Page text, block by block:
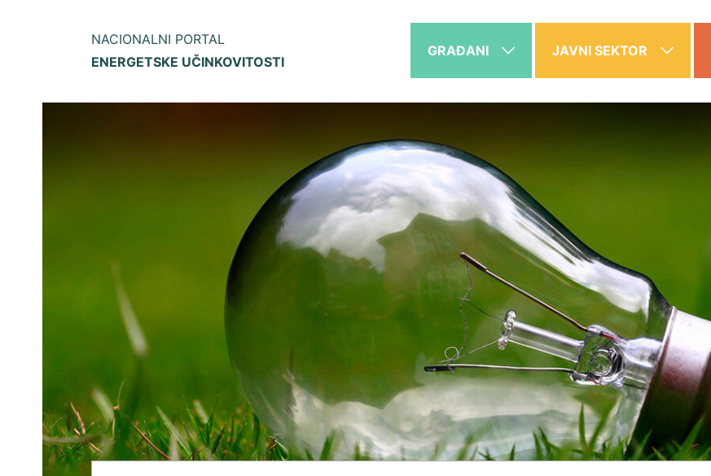
NACIONALNI PORTAL
ENERGETSKE UČINKOVITOSTI
GRAĐANI JAVNI SEKTOR